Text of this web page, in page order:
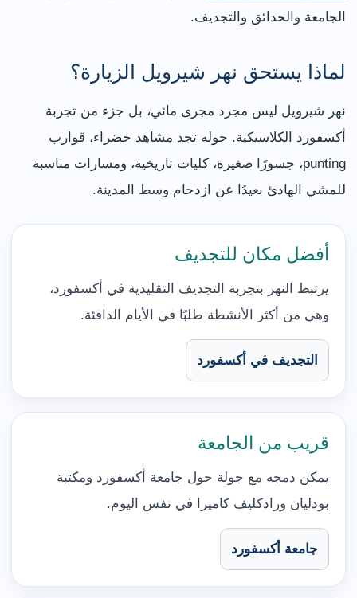
الجامعة والحدائق والتجديف.
لماذا يستحق نهر شيرويل الزيارة؟
نهر شيرويل ليس مجرد مجرى مائي، بل جزء من تجربة
أكسفورد الكلاسيكية. حوله تجد مشاهد خضراء، قوارب
punting، جسورًا صغيرة، كليات تاريخية، ومسارات مناسبة
للمشي الهادئ بعيدًا عن ازدحام وسط المدينة.
أفضل مكان للتجديف
يرتبط النهر بتجربة التجديف التقليدية في أكسفورد،
وهي من أكثر الأنشطة طلبًا في الأيام الدافئة.
التجديف في أكسفورد
قريب من الجامعة
يمكن دمجه مع جولة حول جامعة أكسفورد ومكتبة
بودليان ورادكليف كاميرا في نفس اليوم.
جامعة أكسفورد